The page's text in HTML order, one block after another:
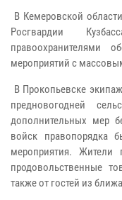
В Кемеровской
Росгвардии
правоохранителями
мероприятий с
В Прокопьевске
предновогодней
дополнительных мер
войск правопорядка
мероприятия. Жители
продовольственные
также от гостей из